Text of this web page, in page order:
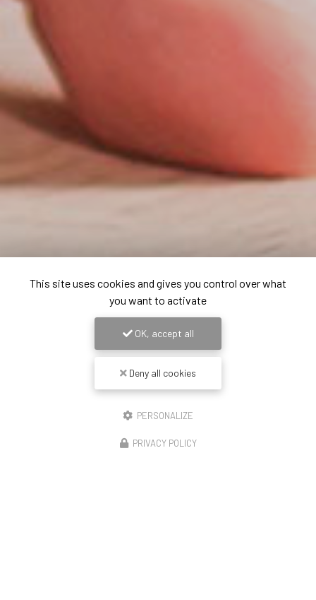
This site uses cookies and gives you control over what
you want to activate
OK, accept all
Deny all cookies
PERSONALIZE
PRIVACY POLICY